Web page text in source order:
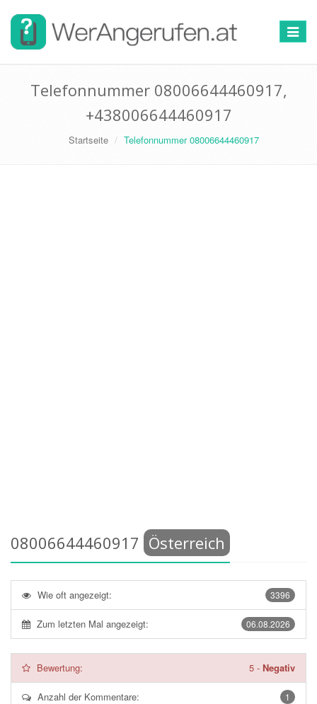
Toggle
Telefonnummer 08006644460917,
+438006644460917
Startseite Telefonnummer 08006644460917
08006644460917 Österreich
3396
Wie oft angezeigt:
06.08.2026
Zum letzten Mal angezeigt:
Bewertung: 5 - Negativ
1
Anzahl der Kommentare: